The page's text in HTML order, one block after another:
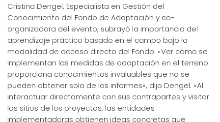
Cristina Dengel, Especialista en Gestión del
Conocimiento del Fondo de Adaptación y co-
organizadora del evento, subrayó la importancia del
aprendizaje práctico basado en el campo bajo la
modalidad de acceso directo del Fondo. «Ver cómo se
implementan las medidas de adaptación en el terreno
proporciona conocimientos invaluables que no se
pueden obtener solo de los informes», dijo Dengel. «Al
interactuar directamente con sus contrapartes y visitar
los sitios de los proyectos, las entidades
implementadoras obtienen ideas concretas que